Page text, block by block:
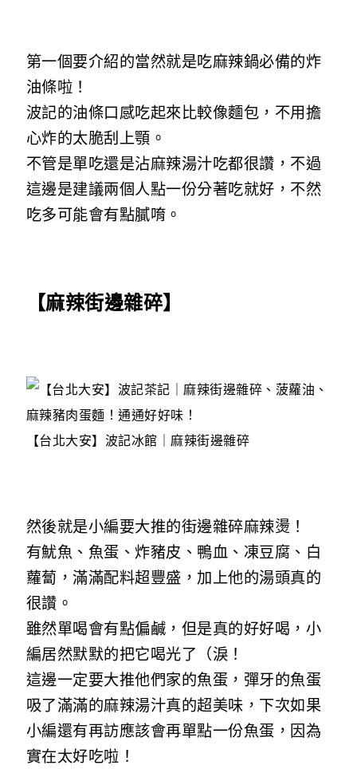
第一個要介紹的當然就是吃麻辣鍋必備的炸
油條啦！
波記的油條口感吃起來比較像麵包，不用擔
心炸的太脆刮上顎。
不管是單吃還是沾麻辣湯汁吃都很讚，不過
這邊是建議兩個人點一份分著吃就好，不然
吃多可能會有點膩唷。
【麻辣街邊雜碎】
【台北大安】波記冰館｜麻辣街邊雜碎
然後就是小編要大推的街邊雜碎麻辣燙！
有魷魚、魚蛋、炸豬皮、鴨血、凍豆腐、白
蘿蔔，滿滿配料超豐盛，加上他的湯頭真的
很讚。
雖然單喝會有點偏鹹，但是真的好好喝，小
編居然默默的把它喝光了（淚！
這邊一定要大推他們家的魚蛋，彈牙的魚蛋
吸了滿滿的麻辣湯汁真的超美味，下次如果
小編還有再訪應該會再單點一份魚蛋，因為
實在太好吃啦！